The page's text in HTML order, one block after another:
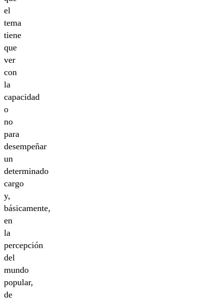
el
tema
tiene
que
ver
con
la
capacidad
o
no
para
desempeñar
un
determinado
cargo
y,
básicamente,
en
la
percepción
del
mundo
popular,
de